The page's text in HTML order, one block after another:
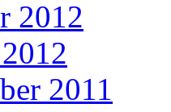
2012
2011